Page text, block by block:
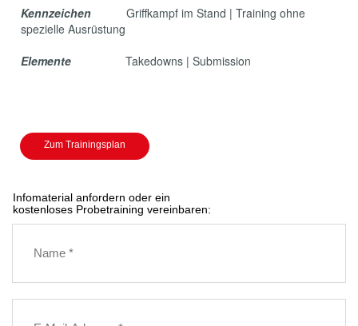
Kennzeichen Griffkampf im Stand | Training ohne
spezielle Ausrüstung
Elemente Takedowns | Submission
Zum Trainingsplan
Infomaterial anfordern oder ein
kostenloses Probetraining vereinbaren: